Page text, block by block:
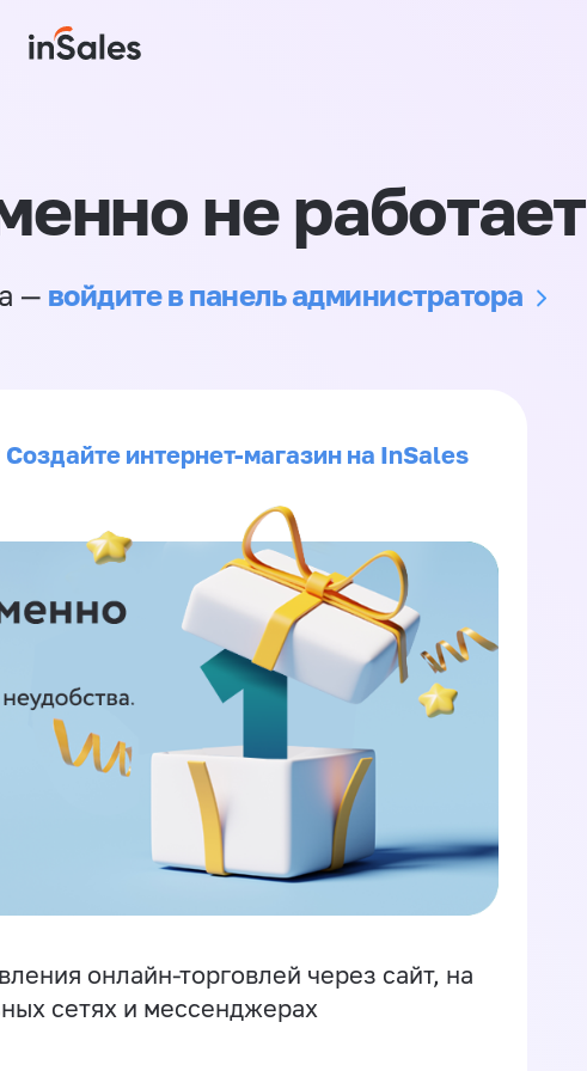
не работает
— войдите в панель администратора
Создайте интернет-магазин на InSales
онлайн-торговлей через сайт, на
сетях и мессенджерах